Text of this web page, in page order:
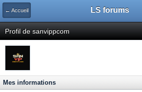
← Accueil LS forums
Profil de sanvippcom
Mes informations